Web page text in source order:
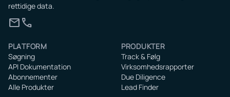
rettidige data.
mailcall
PLATFORM
Søgning
API Dokumentation
Abonnementer
Alle Produkter
PRODUKTER
Track & Følg
Virksomhedsrapporter
Due Diligence
Lead Finder